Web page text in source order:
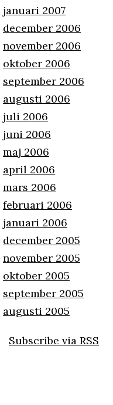
januari 2007
december 2006
november 2006
oktober 2006
september 2006
augusti 2006
juli 2006
juni 2006
maj 2006
april 2006
mars 2006
februari 2006
januari 2006
december 2005
november 2005
oktober 2005
september 2005
augusti 2005
Subscribe via RSS